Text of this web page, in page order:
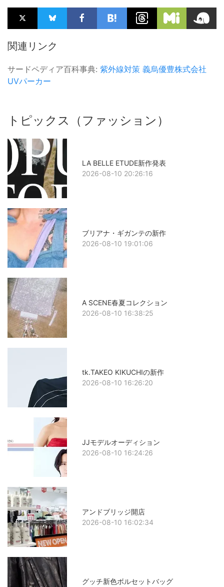
関連リンク
サードペディア百科事典: 紫外線対策 義烏優豊株式会社
UVパーカー
トピックス（ファッション）
LA BELLE ETUDE新作発表
2026-08-10 20:26:16
ブリアナ・ギガンテの新作
2026-08-10 19:01:06
A SCENE春夏コレクション
2026-08-10 16:38:25
tk.TAKEO KIKUCHIの新作
2026-08-10 16:26:20
JJモデルオーディション
2026-08-10 16:24:26
アンドブリッジ開店
2026-08-10 16:02:34
グッチ新色ボルセットバッグ